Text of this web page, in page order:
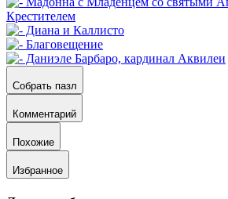
Собрать пазл
Комментарий
Похожие
Избранное